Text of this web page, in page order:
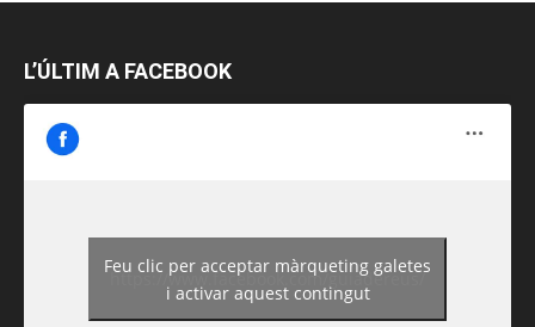
L’ÚLTIM A FACEBOOK
https://www.facebook.com/guiadereus/
Feu clic per acceptar màrqueting galetes
i activar aquest contingut